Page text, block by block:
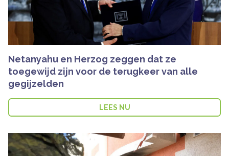
Netanyahu en Herzog zeggen dat ze
toegewijd zijn voor de terugkeer van alle
gegijzelden
LEES NU